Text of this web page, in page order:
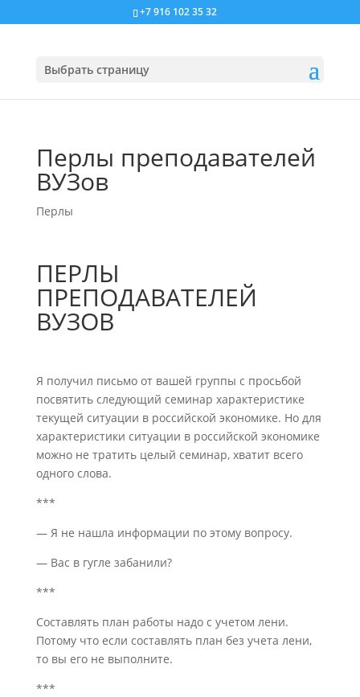
+7 916 102 35 32
Выбрать страницу
Перлы преподавателей
ВУЗов
Перлы
ПЕРЛЫ
ПРЕПОДАВАТЕЛЕЙ
ВУЗОВ
Я получил письмо от вашей группы с просьбой
посвятить следующий семинар характеристике
текущей ситуации в российской экономике. Но для
характеристики ситуации в российской экономике
можно не тратить целый семинар, хватит всего
одного слова.
***
— Я не нашла информации по этому вопросу.
— Вас в гугле забанили?
***
Составлять план работы надо с учетом лени.
Потому что если составлять план без учета лени,
то вы его не выполните.
***